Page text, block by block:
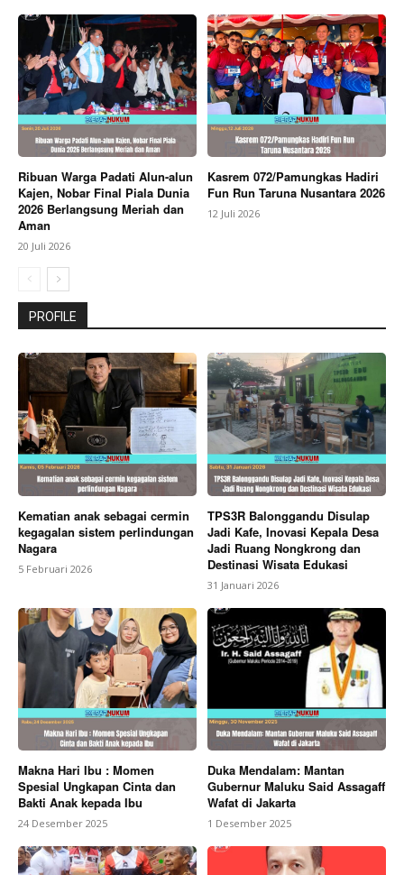
Ribuan Warga Padati Alun-alun
Kajen, Nobar Final Piala Dunia
2026 Berlangsung Meriah dan
Aman
20 Juli 2026
Kasrem 072/Pamungkas Hadiri
Fun Run Taruna Nusantara 2026
12 Juli 2026
PROFILE
Kematian anak sebagai cermin
kegagalan sistem perlindungan
Nagara
5 Februari 2026
TPS3R Balonggandu Disulap
Jadi Kafe, Inovasi Kepala Desa
Jadi Ruang Nongkrong dan
Destinasi Wisata Edukasi
31 Januari 2026
Makna Hari Ibu : Momen
Spesial Ungkapan Cinta dan
Bakti Anak kepada Ibu
24 Desember 2025
Duka Mendalam: Mantan
Gubernur Maluku Said Assagaff
Wafat di Jakarta
1 Desember 2025